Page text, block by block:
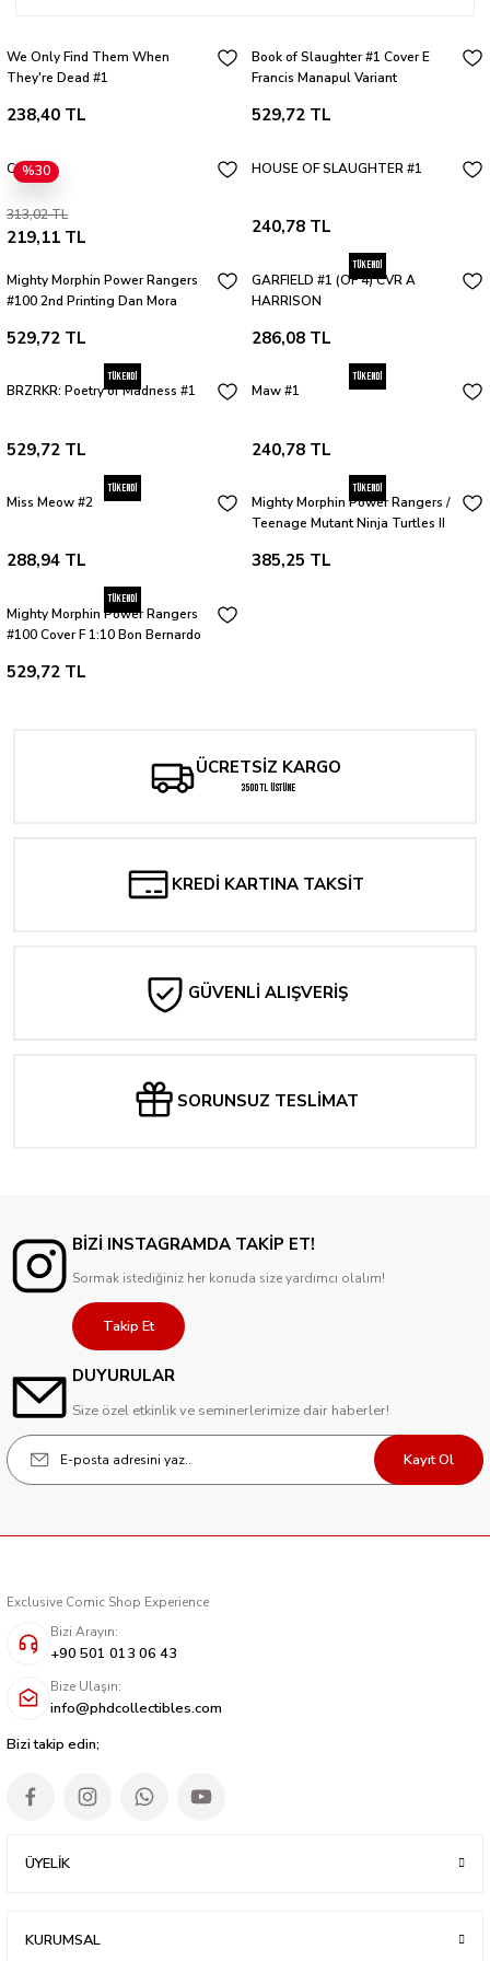
We Only Find Them When
They're Dead #1
238,40 TL
Book of Slaughter #1 Cover E
Francis Manapul Variant
529,72 TL
%30
Coda #1
313,02 TL
219,11 TL
HOUSE OF SLAUGHTER #1
240,78 TL
Mighty Morphin Power Rangers
#100 2nd Printing Dan Mora
529,72 TL
Tükendi
GARFIELD #1 (OF 4) CVR A
HARRISON
286,08 TL
Tükendi
BRZRKR: Poetry of Madness #1
529,72 TL
Tükendi
Maw #1
240,78 TL
Tükendi
Miss Meow #2
288,94 TL
Tükendi
Mighty Morphin Power Rangers /
Teenage Mutant Ninja Turtles II
Deluxe Edition Variant
385,25 TL
Tükendi
Mighty Morphin Power Rangers
#100 Cover F 1:10 Bon Bernardo
529,72 TL
ÜCRETSİZ KARGO
3500 TL ÜSTÜNE
KREDİ KARTINA TAKSİT
GÜVENLİ ALIŞVERİŞ
SORUNSUZ TESLİMAT
BİZİ INSTAGRAMDA TAKİP ET!
Sormak istediğiniz her konuda size yardımcı olalım!
Takip Et
DUYURULAR
Size özel etkinlik ve seminerlerimize dair haberler!
Kayıt Ol
Exclusive Comic Shop Experience
Bizi Arayın:
+90 501 013 06 43
Bize Ulaşın:
info@phdcollectibles.com
Bizi takip edin;
ÜYELİK
KURUMSAL